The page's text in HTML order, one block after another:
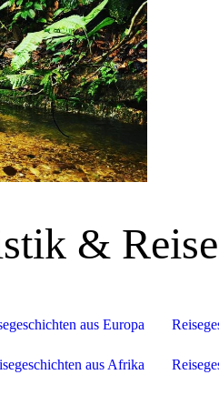
&
aus Europa
aus Afrika